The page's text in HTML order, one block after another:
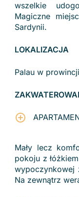
wszelkie
Magiczne
Sardynii.
LOKALIZACJA
Palau w
Mały lecz
pokoju z
wypoczynkowej
Na zewnątrz